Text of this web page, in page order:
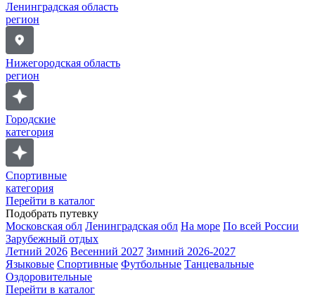
Ленинградская область
регион
Нижегородская область
регион
Городские
категория
Спортивные
категория
Перейти в каталог
Подобрать путевку
Московская обл Ленинградская обл На море По всей России
Зарубежный отдых
Летний 2026 Весенний 2027 Зимний 2026-2027
Языковые Спортивные Футбольные Танцевальные
Оздоровительные
Перейти в каталог